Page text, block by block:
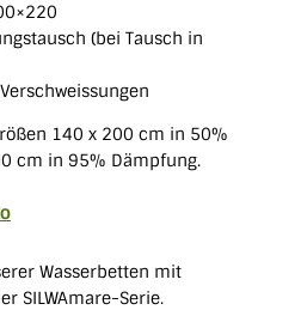
(bei Tausch in
140 x 200 cm in 50%
cm in 95% Dämpfung.
Wasserbetten mit
SILWAmare-Serie.